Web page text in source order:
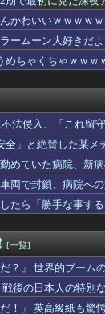
ズバトル！
ランドの知名度ア
ｗｗｗｗｗｗｗｗｗ
てしまうｗｗｗｗ
初々しい水着グラ
の味方」を演じて
選手でビッグマウ
係者「北朝鮮との
合格！
ｗｗｗｗｗｗｗ
ｗｗｗｗｗｗ
掛けた結果まさかの
違反の疑い…なぜ
といえば何？」
備班に優しそう
かわいいｗｗｗｗｗ
ームーン大好きだ
めちゃくちゃｗｗｗ
法侵入、「これ留
全」と絶賛した某
めていた病院、
両で封鎖、病院
たら「勝手な事す
[一覧]
？」 世界的ブーム
後の日本人の特別
！」 英高級紙も驚